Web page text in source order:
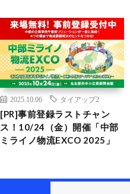
2025.10.06 タイアップ2
[PR]事前登録ラストチャン
ス！10/24（金）開催「中部
ミライノ物流EXCO 2025」